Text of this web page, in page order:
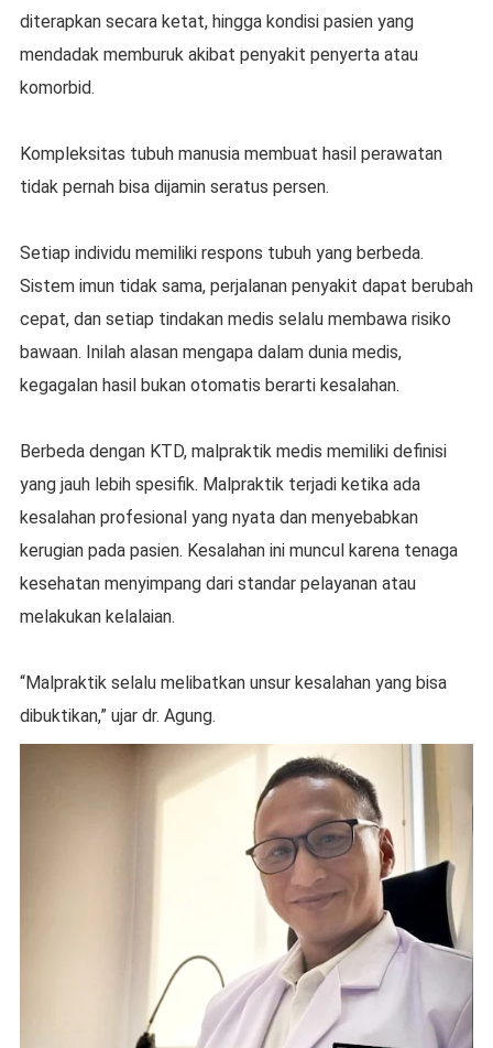
diterapkan secara ketat, hingga kondisi pasien yang
mendadak memburuk akibat penyakit penyerta atau
komorbid.
Kompleksitas tubuh manusia membuat hasil perawatan
tidak pernah bisa dijamin seratus persen.
Setiap individu memiliki respons tubuh yang berbeda.
Sistem imun tidak sama, perjalanan penyakit dapat berubah
cepat, dan setiap tindakan medis selalu membawa risiko
bawaan. Inilah alasan mengapa dalam dunia medis,
kegagalan hasil bukan otomatis berarti kesalahan.
Berbeda dengan KTD, malpraktik medis memiliki definisi
yang jauh lebih spesifik. Malpraktik terjadi ketika ada
kesalahan profesional yang nyata dan menyebabkan
kerugian pada pasien. Kesalahan ini muncul karena tenaga
kesehatan menyimpang dari standar pelayanan atau
melakukan kelalaian.
“Malpraktik selalu melibatkan unsur kesalahan yang bisa
dibuktikan,” ujar dr. Agung.